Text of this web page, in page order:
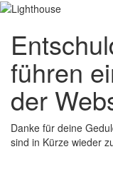
führen
der
Danke für deine
sind in Kürze wieder